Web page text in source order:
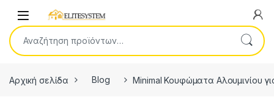
Open
Αναζήτηση για:
Αρχική σελίδα Blog Minimal Κουφώματα Αλουμινίου